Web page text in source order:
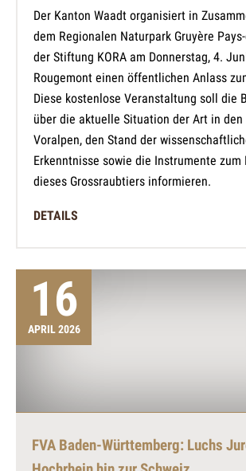
Der Kanton Waadt organisiert in
dem Regionalen Naturpark Gruyère Pays-
der Stiftung KORA am Donnerstag, 4.
Rougemont einen öffentlichen Anlass
Diese kostenlose Veranstaltung soll die
über die aktuelle Situation der Art in den
Voralpen, den Stand der
Erkenntnisse sowie die Instrumente zum
dieses Grossraubtiers informieren.
DETAILS
16
APRIL 2026
FVA Baden-Württemberg: Luchs